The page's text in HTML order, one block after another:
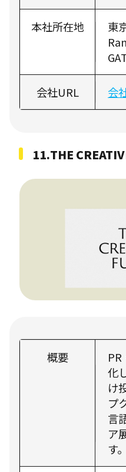
本社所在地
東
会社URL 会
11.THE
概要
化
け
プ
言
ア
す。